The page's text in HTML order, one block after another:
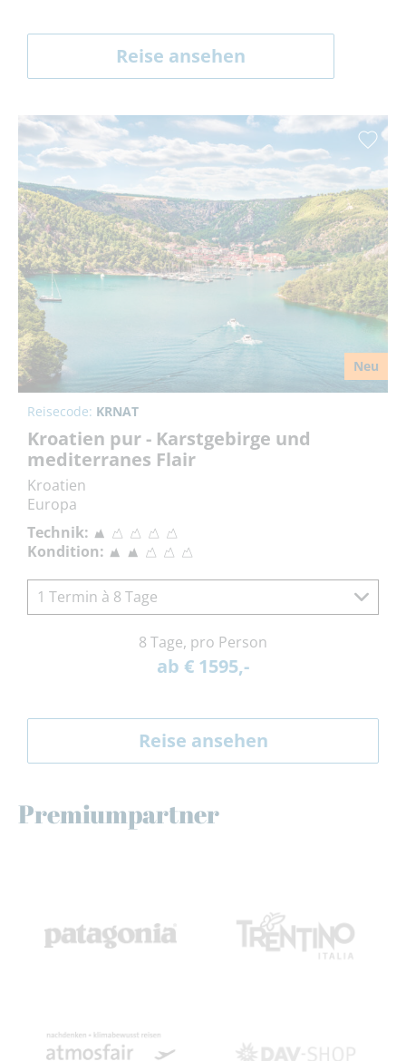
Reise ansehen
Neu
Reisecode: KRNAT
Kroatien pur - Karstgebirge und
mediterranes Flair
Kroatien
Europa
Technik:
Kondition:
1 Termin à 8 Tage
8 Tage, pro Person
ab € 1595,-
Reise ansehen
Premiumpartner